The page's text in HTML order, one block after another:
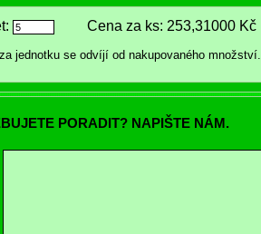
Cena za ks: 253,31000 Kč
jednotku se odvíjí od nakupovaného množství.
PORADIT? NAPIŠTE NÁM.